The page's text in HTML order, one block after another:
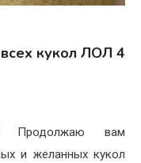
кукол ЛОЛ 4
Продолжаю вам
и желанных кукол